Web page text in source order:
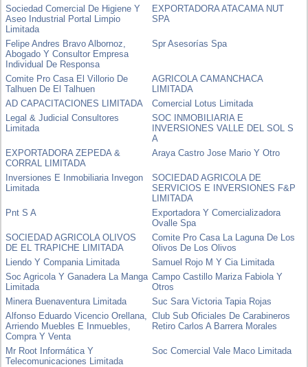
Sociedad Comercial De Higiene Y
Aseo Industrial Portal Limpio
Limitada
EXPORTADORA ATACAMA NUT
SPA
Felipe Andres Bravo Albornoz,
Abogado Y Consultor Empresa
Individual De Responsa
Spr Asesorías Spa
Comite Pro Casa El Villorio De
Talhuen De El Talhuen
AGRICOLA CAMANCHACA
LIMITADA
AD CAPACITACIONES LIMITADA
Comercial Lotus Limitada
Legal & Judicial Consultores
Limitada
SOC INMOBILIARIA E
INVERSIONES VALLE DEL SOL S
A
EXPORTADORA ZEPEDA &
CORRAL LIMITADA
Araya Castro Jose Mario Y Otro
Inversiones E Inmobiliaria Invegon
Limitada
SOCIEDAD AGRICOLA DE
SERVICIOS E INVERSIONES F&P
LIMITADA
Pnt S A
Exportadora Y Comercializadora
Ovalle Spa
SOCIEDAD AGRICOLA OLIVOS
DE EL TRAPICHE LIMITADA
Comite Pro Casa La Laguna De Los
Olivos De Los Olivos
Liendo Y Compania Limitada
Samuel Rojo M Y Cia Limitada
Soc Agricola Y Ganadera La Manga
Limitada
Campo Castillo Mariza Fabiola Y
Otros
Minera Buenaventura Limitada
Suc Sara Victoria Tapia Rojas
Alfonso Eduardo Vicencio Orellana,
Arriendo Muebles E Inmuebles,
Compra Y Venta
Club Sub Oficiales De Carabineros
Retiro Carlos A Barrera Morales
Mr Root Informática Y
Telecomunicaciones Limitada
Soc Comercial Vale Maco Limitada